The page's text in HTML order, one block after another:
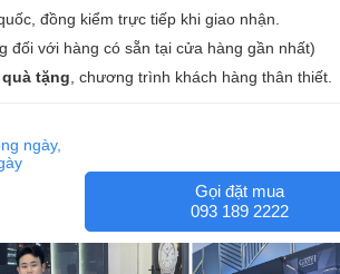
đồng kiểm trực tiếp khi giao nhận.
đối với hàng có sẵn tại cửa hàng gần nhất)
tặng , chương trình khách hàng thân thiết.
ngày,
Gọi đặt mua
093 189 2222